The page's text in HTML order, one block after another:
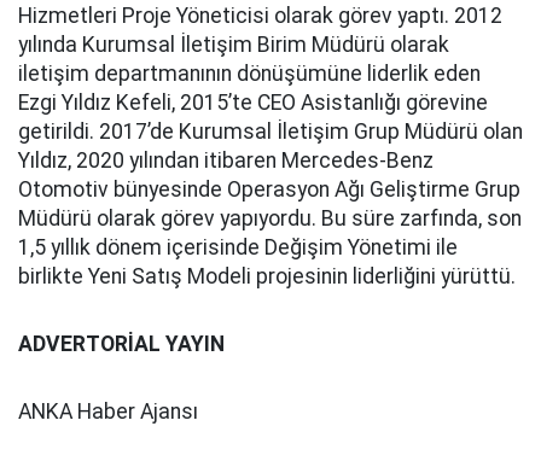
Hizmetleri Proje Yöneticisi olarak görev yaptı. 2012
yılında Kurumsal İletişim Birim Müdürü olarak
iletişim departmanının dönüşümüne liderlik eden
Ezgi Yıldız Kefeli, 2015’te CEO Asistanlığı görevine
getirildi. 2017’de Kurumsal İletişim Grup Müdürü olan
Yıldız, 2020 yılından itibaren Mercedes-Benz
Otomotiv bünyesinde Operasyon Ağı Geliştirme Grup
Müdürü olarak görev yapıyordu. Bu süre zarfında, son
1,5 yıllık dönem içerisinde Değişim Yönetimi ile
birlikte Yeni Satış Modeli projesinin liderliğini yürüttü.
ADVERTORİAL YAYIN
ANKA Haber Ajansı